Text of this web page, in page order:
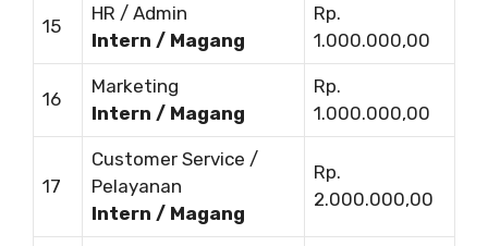
15
HR / Admin
Intern / Magang
Rp.
1.000.000,00
16
Marketing
Intern / Magang
Rp.
1.000.000,00
17
Customer Service /
Pelayanan
Intern / Magang
Rp.
2.000.000,00